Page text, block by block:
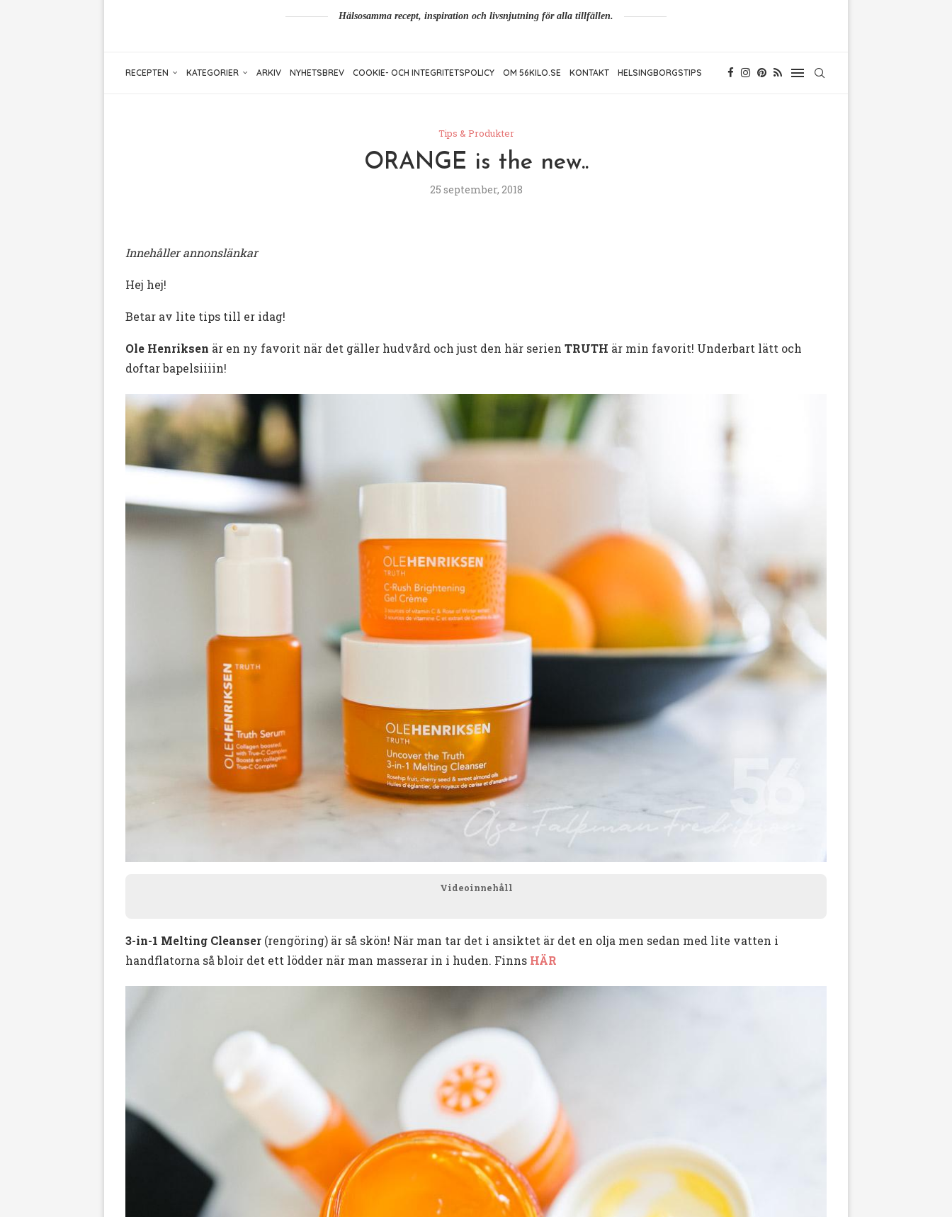
Hälsosamma recept, inspiration och livsnjutning för alla tillfällen.
RECEPTEN KATEGORIER ARKIV NYHETSBREV COOKIE- OCH INTEGRITETSPOLICY OM 56KILO.SE KONTAKT HELSINGBORGSTIPS
Tips & Produkter
ORANGE is the new..
25 september, 2018
Innehåller annonslänkar
Hej hej!
Betar av lite tips till er idag!
Ole Henriksen är en ny favorit när det gäller hudvård och just den här serien TRUTH är min favorit! Underbart lätt och
doftar bapelsiiiin!
Videoinnehåll
3-in-1 Melting Cleanser (rengöring) är så skön! När man tar det i ansiktet är det en olja men sedan med lite vatten i
handflatorna så bloir det ett lödder när man masserar in i huden. Finns HÄR